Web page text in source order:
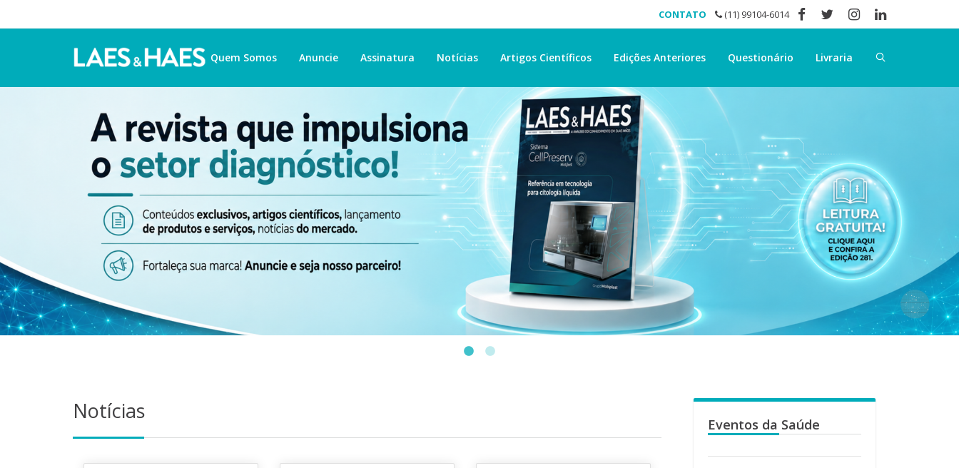
CONTATO (11) 99104-6014
Quem Somos Anuncie Assinatura Notícias Artigos Científicos Edições Anteriores Questionário Livraria
Notícias
Eventos da Saúde